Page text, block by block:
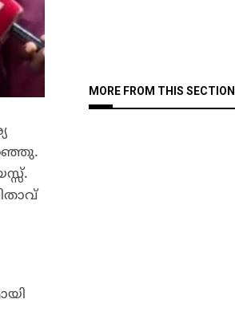
MORE FROM THIS SECTION